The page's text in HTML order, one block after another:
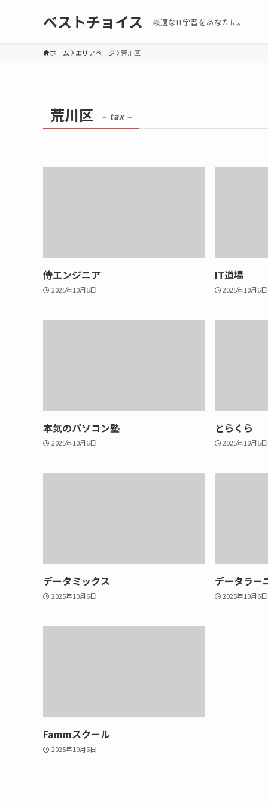
ベストチョイス 最適なIT学習をあなたに。
ホーム エリアページ 荒川区
荒川区 – tax –
侍エンジニア
2025年10月6日
IT道場
2025年10月6日
本気のパソコン塾
2025年10月6日
とらくら
2025年10月6日
データミックス
2025年10月6日
データラー
2025年10月6日
Fammスクール
2025年10月6日